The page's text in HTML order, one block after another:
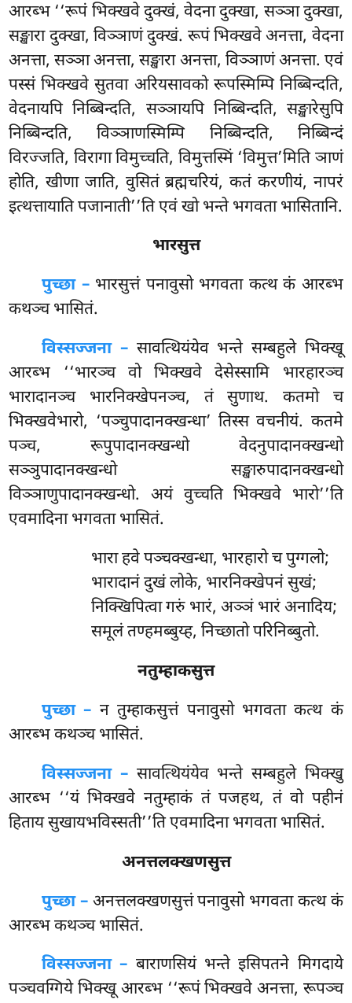
आरब्भ ‘‘रूपं भिक्खवे दुक्खं, वेदना दुक्खा, सञ्ञा दुक्खा,
सङ्खारा दुक्खा, विञ्ञाणं दुक्खं. रूपं भिक्खवे अनत्ता, वेदना
अनत्ता, सञ्ञा अनत्ता, सङ्खारा अनत्ता, विञ्ञाणं अनत्ता. एवं
पस्सं भिक्खवे सुतवा अरियसावको रूपस्मिम्पि निब्बिन्दति,
वेदनायपि निब्बिन्दति, सञ्ञायपि निब्बिन्दति, सङ्खारेसुपि
निब्बिन्दति, विञ्ञाणस्मिम्पि निब्बिन्दति, निब्बिन्दं
विरज्जति, विरागा विमुच्चति, विमुत्तस्मिं ‘विमुत्त’मिति ञाणं
होति, खीणा जाति, वुसितं ब्रह्मचरियं, कतं करणीयं, नापरं
इत्थत्तायाति पजानाती’’ति एवं खो भन्ते भगवता भासितानि.
भारसुत्त
पुच्छा –भारसुत्तं पनावुसो भगवता कत्थ कं आरब्भ
कथञ्च भासितं.
विस्सज्जना –सावत्थियंयेव भन्ते सम्बहुले भिक्खू
आरब्भ ‘‘भारञ्च वो भिक्खवे देसेस्सामि भारहारञ्च
भारादानञ्च भारनिक्खेपनञ्च, तं सुणाथ. कतमो च
भिक्खवेभारो, ‘पञ्चुपादानक्खन्धा’ तिस्स वचनीयं. कतमे
पञ्च, रूपुपादानक्खन्धो वेदनुपादानक्खन्धो
सञ्ञुपादानक्खन्धो सङ्खारुपादानक्खन्धो
विञ्ञाणुपादानक्खन्धो. अयं वुच्चति भिक्खवे भारो’’ति
एवमादिना भगवता भासितं.
भाराहवे पञ्चक्खन्धा, भारहारो च पुग्गलो;
भारादानं दुखं लोके, भारनिक्खेपनं सुखं;
निक्खिपित्वा गरुं भारं, अञ्ञं भारं अनादिय;
समूलं तण्हमब्बुय्ह, निच्छातो परिनिब्बुतो.
नतुम्हाकसुत्त
पुच्छा – न तुम्हाकसुत्तं पनावुसो भगवता कत्थ कं
आरब्भ कथञ्च भासितं.
विस्सज्जना –सावत्थियंयेव भन्ते सम्बहुले भिक्खु
आरब्भ ‘‘यं भिक्खवे नतुम्हाकं तं पजहथ, तं वो पहीनं
हिताय सुखायभविस्सती’’ति एवमादिना भगवता भासितं.
अनत्तलक्खणसुत्त
पुच्छा –अनत्तलक्खणसुत्तंपनावुसो भगवता कत्थ कं
आरब्भ कथञ्च भासितं.
विस्सज्जना – बाराणसियं भन्ते इसिपतने मिगदाये
पञ्चवग्गिये भिक्खू आरब्भ ‘‘रूपं भिक्खवे अनत्ता, रूपञ्च